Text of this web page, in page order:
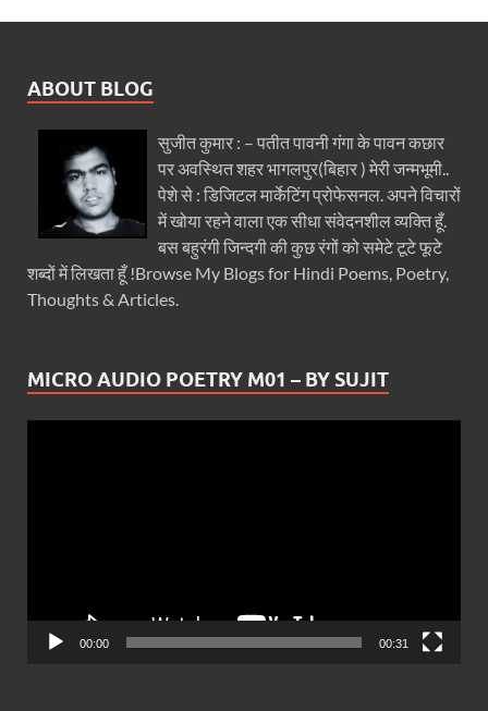
ABOUT BLOG
सुजीत कुमार : – पतीत पावनी गंगा के पावन कछार
पर अवस्थित शहर भागलपुर(बिहार ) मेरी जन्मभूमी..
पेशे से : डिजिटल मार्केटिंग प्रोफेसनल. अपने विचारों
में खोया रहने वाला एक सीधा संवेदनशील व्यक्ति हूँ.
बस बहुरंगी जिन्दगी की कुछ रंगों को समेटे टूटे फूटे
शब्दों में लिखता हूँ !Browse My Blogs for Hindi Poems, Poetry,
Thoughts & Articles.
MICRO AUDIO POETRY M01 – BY SUJIT
00:00 00:31